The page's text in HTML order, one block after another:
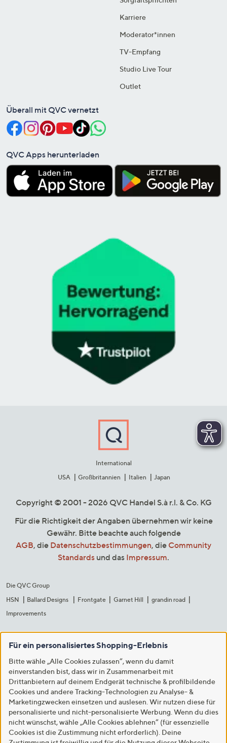
Karriere
Moderator*innen
TV-Empfang
Studio Live Tour
Outlet
Überall mit QVC vernetzt
QVC Apps herunterladen
International
USA
Großbritannien Italien Japan
Copyright © 2001 - 2026 QVC Handel S.à r.l. & Co. KG
Für die Richtigkeit der Angaben übernehmen wir keine
Gewähr. Bitte beachte auch folgende
AGB, die Datenschutzbestimmungen, die Community
Standards und das Impressum.
Die QVC Group
HSN
Ballard Designs Frontgate Garnet Hill
grandin road
Improvements
Für ein personalisiertes Shopping-Erlebnis
Bitte wähle „Alle Cookies zulassen“, wenn du damit
einverstanden bist, dass wir in Zusammenarbeit mit
Drittanbietern auf deinem Endgerät technische & profilbildende
Cookies und andere Tracking-Technologien zu Analyse- &
Marketingzwecken einsetzen und auslesen. Wir nutzen diese für
personalisierte und nicht-personalisierte Werbung. Wenn du dies
nicht wünschst, wähle „Alle Cookies ablehnen“ (für essenzielle
Cookies ist die Zustimmung nicht erforderlich). Deine